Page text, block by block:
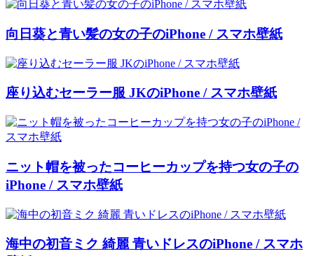
向日葵と青い髪の女の子のiPhone / スマホ壁紙
座り込むセーラー服 JKのiPhone / スマホ壁紙
ニット帽を被ったコーヒーカップを持つ女の子の
iPhone / スマホ壁紙
海中の初音ミク 綺麗 青いドレスのiPhone / スマホ